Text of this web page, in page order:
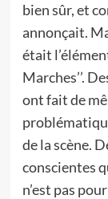
bien sûr, et
annonçait.
était
Marches’’.
ont fait de
de la scène.
conscientes
n’est pas